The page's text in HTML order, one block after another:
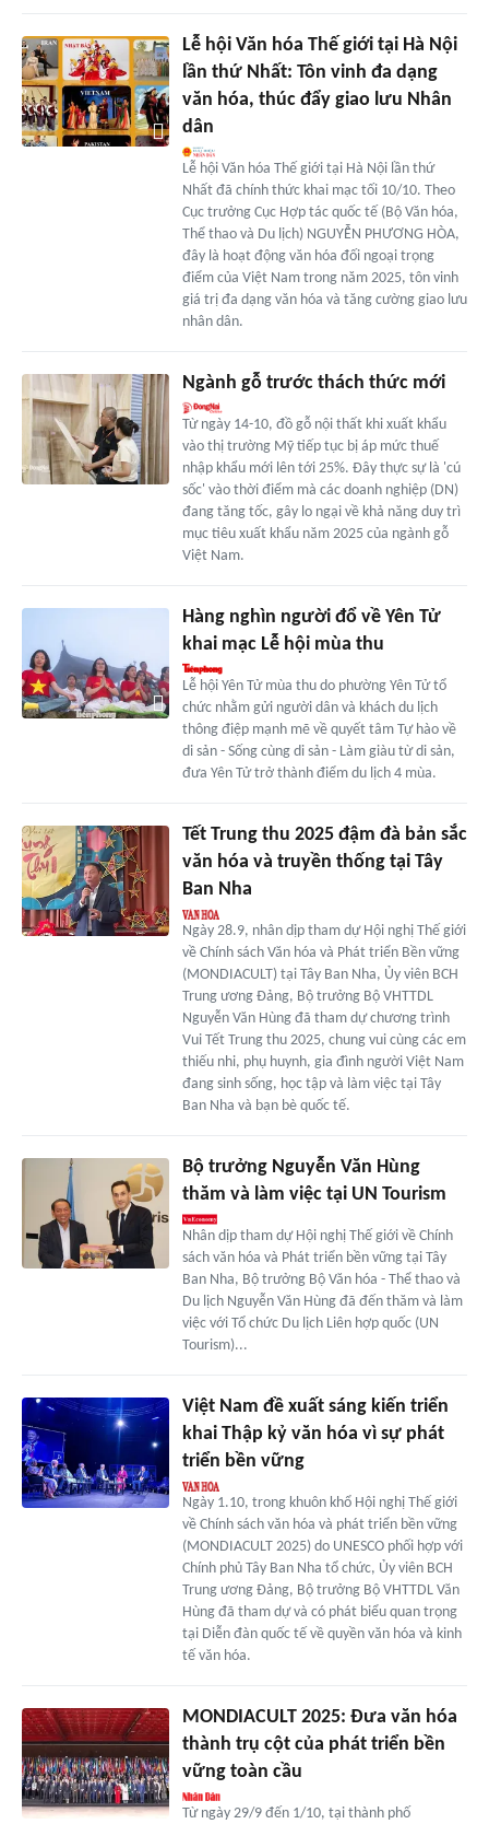
Lễ hội Văn hóa Thế giới tại Hà Nội
lần thứ Nhất: Tôn vinh đa dạng
văn hóa, thúc đẩy giao lưu Nhân
dân
Lễ hội Văn hóa Thế giới tại Hà Nội lần thứ
Nhất đã chính thức khai mạc tối 10/10. Theo
Cục trưởng Cục Hợp tác quốc tế (Bộ Văn hóa,
Thể thao và Du lịch) NGUYỄN PHƯƠNG HÒA,
đây là hoạt động văn hóa đối ngoại trọng
điểm của Việt Nam trong năm 2025, tôn vinh
giá trị đa dạng văn hóa và tăng cường giao lưu
nhân dân.
Ngành gỗ trước thách thức mới
Từ ngày 14-10, đồ gỗ nội thất khi xuất khẩu
vào thị trường Mỹ tiếp tục bị áp mức thuế
nhập khẩu mới lên tới 25%. Đây thực sự là 'cú
sốc' vào thời điểm mà các doanh nghiệp (DN)
đang tăng tốc, gây lo ngại về khả năng duy trì
mục tiêu xuất khẩu năm 2025 của ngành gỗ
Việt Nam.
Hàng nghìn người đổ về Yên Tử
khai mạc Lễ hội mùa thu
Lễ hội Yên Tử mùa thu do phường Yên Tử tổ
chức nhằm gửi người dân và khách du lịch
thông điệp mạnh mẽ về quyết tâm Tự hào về
di sản - Sống cùng di sản - Làm giàu từ di sản,
đưa Yên Tử trở thành điểm du lịch 4 mùa.
Tết Trung thu 2025 đậm đà bản sắc
văn hóa và truyền thống tại Tây
Ban Nha
Ngày 28.9, nhân dịp tham dự Hội nghị Thế giới
về Chính sách Văn hóa và Phát triển Bền vững
(MONDIACULT) tại Tây Ban Nha, Ủy viên BCH
Trung ương Đảng, Bộ trưởng Bộ VHTTDL
Nguyễn Văn Hùng đã tham dự chương trình
Vui Tết Trung thu 2025, chung vui cùng các em
thiếu nhi, phụ huynh, gia đình người Việt Nam
đang sinh sống, học tập và làm việc tại Tây
Ban Nha và bạn bè quốc tế.
Bộ trưởng Nguyễn Văn Hùng
thăm và làm việc tại UN Tourism
Nhân dịp tham dự Hội nghị Thế giới về Chính
sách văn hóa và Phát triển bền vững tại Tây
Ban Nha, Bộ trưởng Bộ Văn hóa - Thể thao và
Du lịch Nguyễn Văn Hùng đã đến thăm và làm
việc với Tổ chức Du lịch Liên hợp quốc (UN
Tourism)...
Việt Nam đề xuất sáng kiến triển
khai Thập kỷ văn hóa vì sự phát
triển bền vững
Ngày 1.10, trong khuôn khổ Hội nghị Thế giới
về Chính sách văn hóa và phát triển bền vững
(MONDIACULT 2025) do UNESCO phối hợp với
Chính phủ Tây Ban Nha tổ chức, Ủy viên BCH
Trung ương Đảng, Bộ trưởng Bộ VHTTDL Văn
Hùng đã tham dự và có phát biểu quan trọng
tại Diễn đàn quốc tế về quyền văn hóa và kinh
tế văn hóa.
MONDIACULT 2025: Đưa văn hóa
thành trụ cột của phát triển bền
vững toàn cầu
Từ ngày 29/9 đến 1/10, tại thành phố